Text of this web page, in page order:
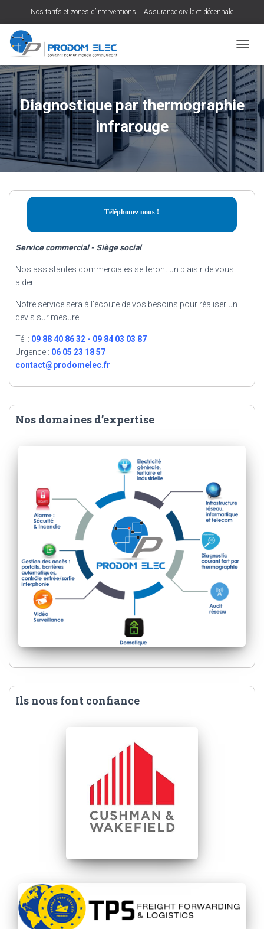
Nos tarifs et zones d’interventions Assurance civile et décennale
É
P
L
E
R
L
A
N
A
Diagnostique par thermographie
infrarouge
Téléphonez nous !
Service commercial - Siège social
Nos assistantes commerciales se feront un plaisir de vous
aider.
Notre service sera à l'écoute de vos besoins pour réaliser un
devis sur mesure.
Tél : 09 88 40 86 32 - 09 84 03 03 87
Urgence : 06 05 23 18 57
contact@prodomelec.fr
Nos domaines d’expertise
Ils nous font confiance